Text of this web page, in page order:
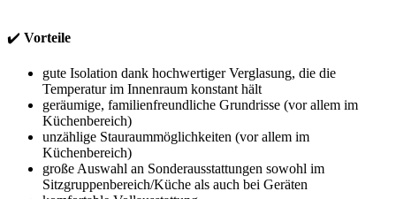
✔️ Vorteile
gute Isolation dank hochwertiger Verglasung, die die
Temperatur im Innenraum konstant hält
geräumige, familienfreundliche Grundrisse (vor allem im
Küchenbereich)
unzählige Stauraummöglichkeiten (vor allem im
Küchenbereich)
große Auswahl an Sonderausstattungen sowohl im
Sitzgruppenbereich/Küche als auch bei Geräten